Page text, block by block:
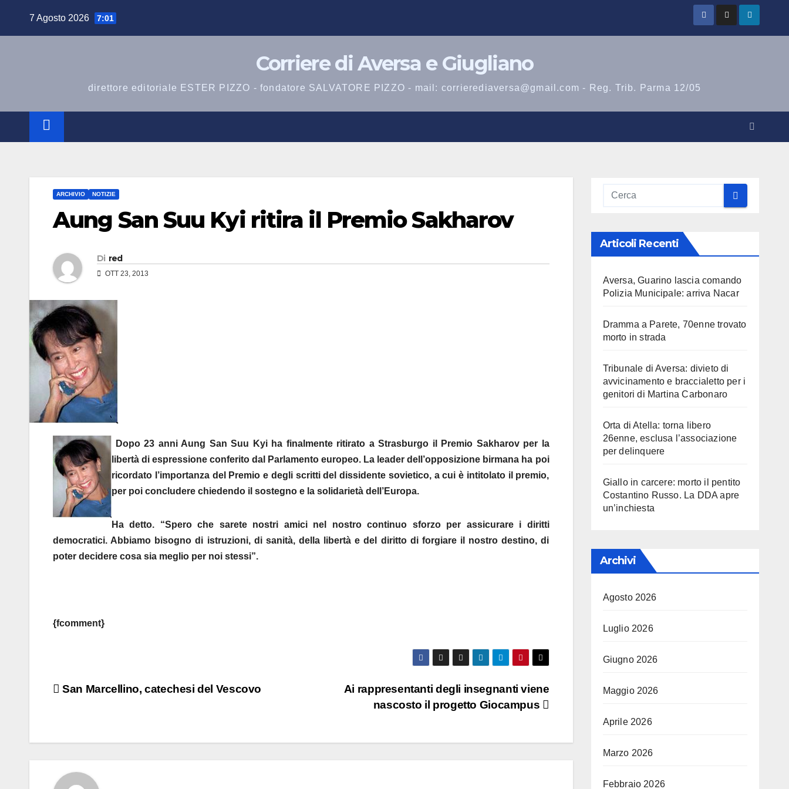
7 Agosto 2026 7:01
Corriere di Aversa e Giugliano
direttore editoriale ESTER PIZZO - fondatore SALVATORE PIZZO - mail: corrierediaversa@gmail.com - Reg. Trib. Parma 12/05
ARCHIVIO NOTIZIE
Aung San Suu Kyi ritira il Premio Sakharov
Di red
OTT 23, 2013
Dopo 23 anni Aung San Suu Kyi ha finalmente ritirato a Strasburgo il Premio Sakharov per la
libertà di espressione conferito dal Parlamento europeo. La leader dell’opposizione birmana ha poi
ricordato l’importanza del Premio e degli scritti del dissidente sovietico, a cui è intitolato il premio,
per poi concludere chiedendo il sostegno e la solidarietà dell’Europa.
Ha detto. “Spero che sarete nostri amici nel nostro continuo sforzo per assicurare i diritti
democratici. Abbiamo bisogno di istruzioni, di sanità, della libertà e del diritto di forgiare il nostro destino, di
poter decidere cosa sia meglio per noi stessi”.
{fcomment}
Navigazione
Ai rappresentanti degli insegnanti viene
nascosto il progetto Giocampus
San Marcellino, catechesi del Vescovo
Articoli Recenti
Aversa, Guarino lascia comando
Polizia Municipale: arriva Nacar
Dramma a Parete, 70enne trovato
morto in strada
Tribunale di Aversa: divieto di
avvicinamento e braccialetto per i
genitori di Martina Carbonaro
Orta di Atella: torna libero
26enne, esclusa l’associazione
per delinquere
Giallo in carcere: morto il pentito
Costantino Russo. La DDA apre
un’inchiesta
Archivi
Agosto 2026
Luglio 2026
Giugno 2026
Maggio 2026
Aprile 2026
Marzo 2026
Febbraio 2026